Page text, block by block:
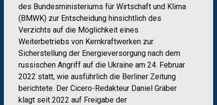
des Bundesministeriums für Wirtschaft und Klima
(BMWK) zur Entscheidung hinsichtlich des
Verzichts auf die Möglichkeit eines
Weiterbetriebs von Kernkraftwerken zur
Sicherstellung der Energieversorgung nach dem
russischen Angriff auf die Ukraine am 24. Februar
2022 statt, wie ausführlich die Berliner Zeitung
berichtete. Der Cicero-Redakteur Daniel Gräber
klagt seit 2022 auf Freigabe der